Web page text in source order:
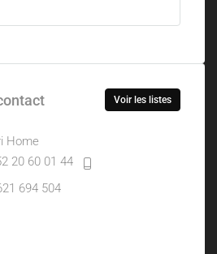
Voir les listes
Home
20 60 01 44
694 504